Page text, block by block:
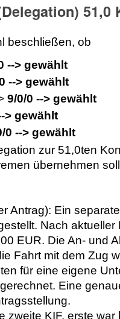
51,0
beschließen, ob
--> gewählt
--> gewählt
9/0/0 --> gewählt
> gewählt
0 --> gewählt
zur 51,0ten
übernehmen
Antrag): Ein
Nach
EUR. Die An- und
Fahrt mit dem Zug
für eine eigene
Eine
zweite KIF, erste